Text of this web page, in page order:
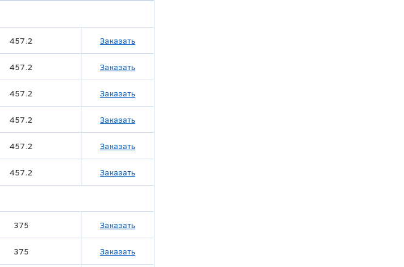
457.2 Заказать
457.2 Заказать
457.2 Заказать
457.2 Заказать
457.2 Заказать
457.2 Заказать
375 Заказать
375 Заказать